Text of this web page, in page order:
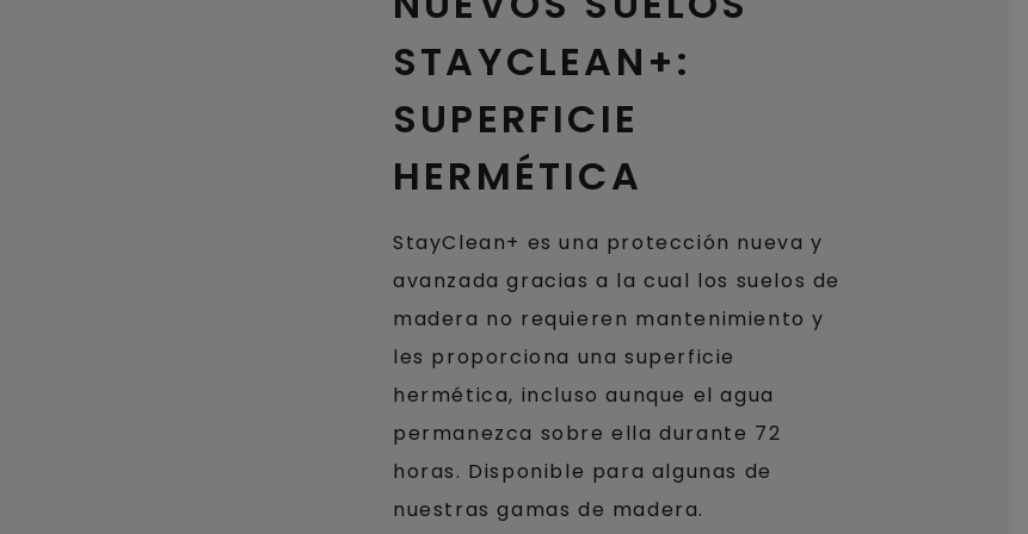
STAYCLEAN+:
SUPERFICIE
HERMÉTICA
StayClean+ es una protección nueva y
avanzada gracias a la cual los suelos de
madera no requieren mantenimiento y
les proporciona una superficie
hermética, incluso aunque el agua
permanezca sobre ella durante 72
horas. Disponible para algunas de
nuestras gamas de madera.